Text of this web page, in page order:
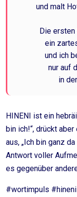
und malt
Die
ein
und ich
nur auf
in
HINENI ist ein
bin ich!“, drückt
aus, „Ich bin ganz
Antwort voller
es gegenüber
#wortimpuls #hineni